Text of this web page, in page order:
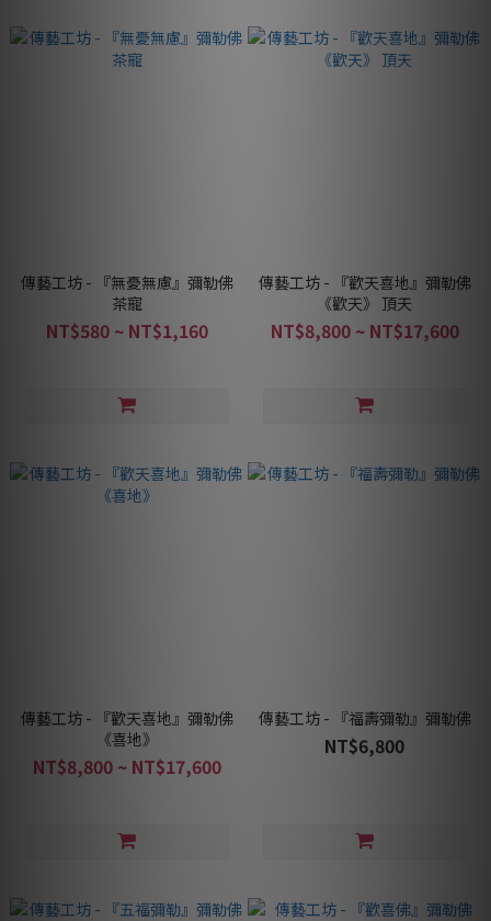
傳藝工坊 - 『無憂無慮』彌勒佛
茶寵
NT$580 ~ NT$1,160
傳藝工坊 - 『歡天喜地』彌勒佛
《歡天》 頂天
NT$8,800 ~ NT$17,600
傳藝工坊 - 『歡天喜地』彌勒佛
《喜地》
NT$8,800 ~ NT$17,600
傳藝工坊 - 『福壽彌勒』彌勒佛
NT$6,800